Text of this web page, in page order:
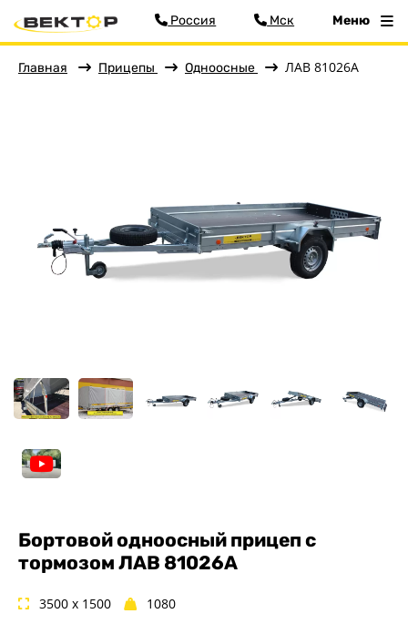
Для водной техники
Спец. назначения
Прицеп для лодки ПВХ
Прицепы-автовозы
Фильтр
Россия Мск Меню
Главная Прицепы Одноосные ЛАВ 81026A
Бортовой одноосный прицеп с
тормозом ЛАВ 81026A
3500 x 1500
1080